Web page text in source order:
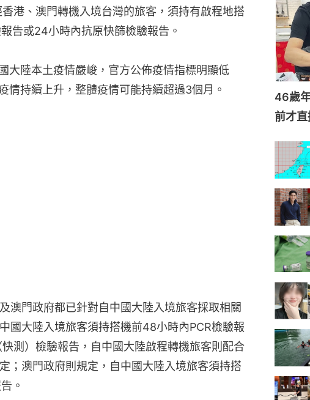
港、澳門轉機入境台灣的旅客，須持有啟程地搭
告或24小時內抗原快篩檢驗報告。
大陸本土疫情嚴峻，官方公佈疫情指標明顯低
情持續上升，整體疫情可能持續超過3個月。
澳門政府都已針對自中國大陸入境旅客採取相關
國大陸入境旅客須持搭機前48小時內PCR檢驗報
測）檢驗報告，自中國大陸啟程轉機旅客則配合
；澳門政府則規定，自中國大陸入境旅客須持搭
。
46歲
前才